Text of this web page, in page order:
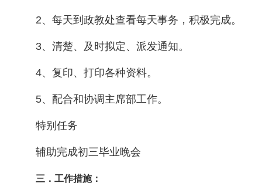
2、每天到政教处查看每天事务，积极完成。
3、清楚、及时拟定、派发通知。
4、复印、打印各种资料。
5、配合和协调主席部工作。
特别任务
辅助完成初三毕业晚会
三．工作措施：